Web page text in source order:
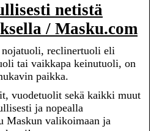
netistä
/ Masku.com
reclinertuoli eli
tai vaikkapa keinutuoli, on
paikka.
vuodetuolit sekä kaikki muut
ja nopealla
Maskun valikoimaan ja